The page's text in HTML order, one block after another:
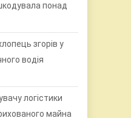
понад
згорів у
водія
логістики
майна